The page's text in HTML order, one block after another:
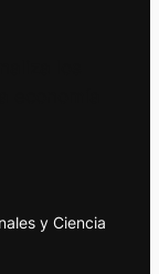
y Ciencia